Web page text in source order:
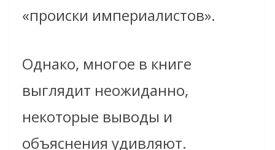
«происки империалистов».
Однако, многое в книге
выглядит неожиданно,
некоторые выводы и
объяснения удивляют.